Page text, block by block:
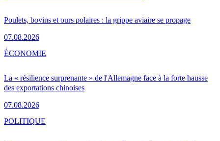
Poulets, bovins et ours polaires : la grippe aviaire se propage
07.08.2026
La « résilience surprenante » de l'Allemagne face à la forte hausse
des exportations chinoises
07.08.2026
ÉCONOMIE
POLITIQUE